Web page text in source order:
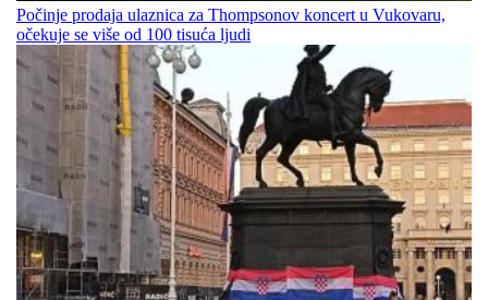
Počinje prodaja ulaznica za Thompsonov koncert u Vukovaru,
očekuje se više od 100 tisuća ljudi